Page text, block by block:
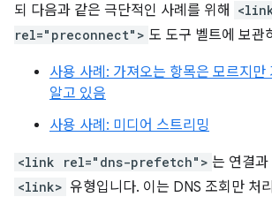
되 다음과 같은 극단적인 사례를 위해
rel="preconnect"> 도 도구 벨트에 보관
사용 사례: 가져오는 항목은 모르지만
알고 있음
사용 사례: 미디어 스트리밍
<link rel="dns-prefetch"> 는 연결
<link> 유형입니다. 이는 DNS 조회만 처